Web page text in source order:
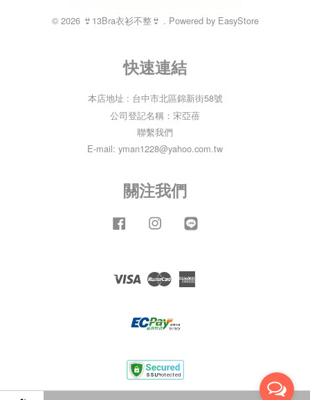
© 2026 👙13Bra衣衫不整👙 . Powered by EasyStore
快速連結
本店地址 : 台中市北區錦新街58號
公司登記名稱：宋亞蓓
聯繫我們
E-mail: yman1228@yahoo.com.tw
關注我們
Facebook Instagram
Visa Master